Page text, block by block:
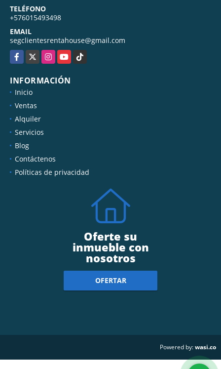
TELÉFONO
+576015493498
EMAIL
segclientesrentahouse@gmail.com
Facebook
X InstagramYouTubeTikTok
INFORMACIÓN
Inicio
Ventas
Alquiler
Servicios
Blog
Contáctenos
Políticas de privacidad
Oferte su
inmueble con
nosotros
OFERTAR
Powered by:wasi.co